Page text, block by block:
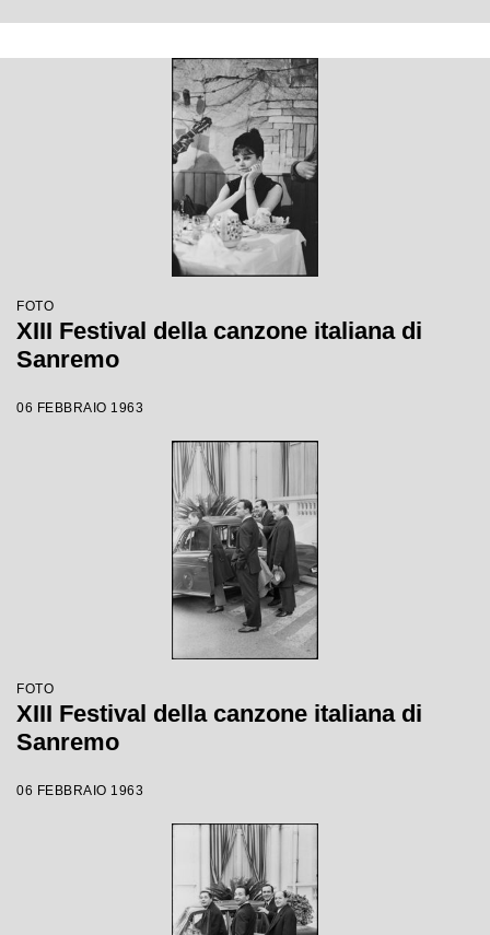
FOTO
XIII Festival della canzone italiana di
Sanremo
06 FEBBRAIO 1963
FOTO
XIII Festival della canzone italiana di
Sanremo
06 FEBBRAIO 1963